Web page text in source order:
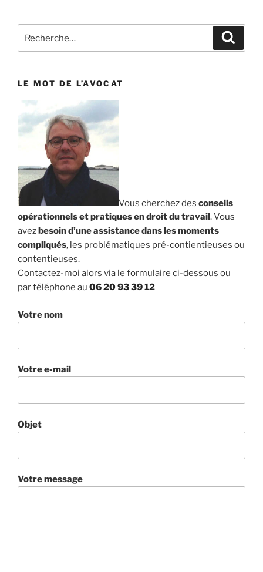
pour
LE MOT DE L’AVOCAT
Vous cherchez des conseils
opérationnels et pratiques en droit du travail. Vous
avezbesoin d’une assistance dans les moments
compliqués, les problématiques pré-contientieuses ou
contentieuses.
Contactez-moi alors via le formulaire ci-dessous ou
par téléphone au 06 20 93 39 12
Votre nom
Votre e-mail
Objet
Votre message